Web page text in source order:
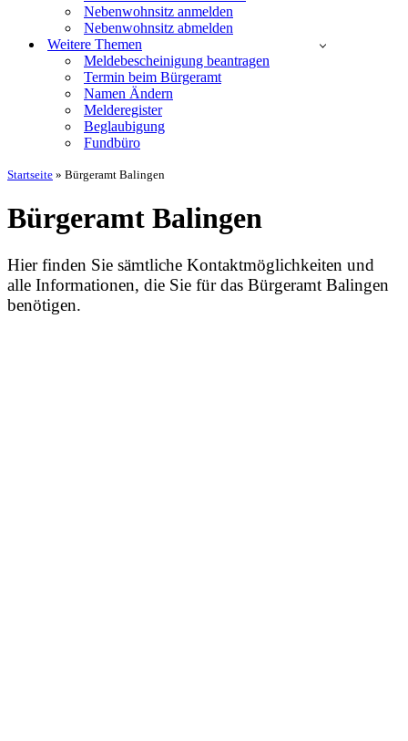
Nebenwohnsitz anmelden
Nebenwohnsitz abmelden
Weitere Themen
Meldebescheinigung beantragen
Termin beim Bürgeramt
Namen Ändern
Melderegister
Beglaubigung
Fundbüro
Startseite » Bürgeramt Balingen
Bürgeramt Balingen
Hier finden Sie sämtliche Kontaktmöglichkeiten und
alle Informationen, die Sie für das Bürgeramt Balingen
benötigen.